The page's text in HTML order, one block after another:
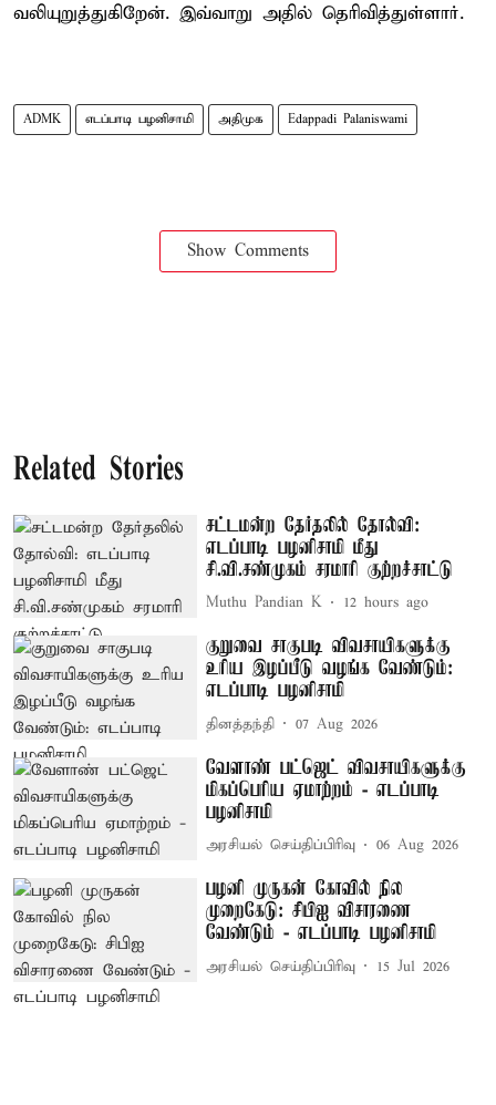
வலியுறுத்துகிறேன். இவ்வாறு அதில் தெரிவித்துள்ளார்.
ADMK எடப்பாடி பழனிசாமி அதிமுக Edappadi Palaniswami
Show Comments
Related Stories
சட்டமன்ற தேர்தலில் தோல்வி:
எடப்பாடி பழனிசாமி மீது
சி.வி.சண்முகம் சரமாரி குற்றச்சாட்டு
Muthu Pandian K 12 hours ago
குறுவை சாகுபடி விவசாயிகளுக்கு
உரிய இழப்பீடு வழங்க வேண்டும்:
எடப்பாடி பழனிசாமி
தினத்தந்தி 07 Aug 2026
வேளாண் பட்ஜெட் விவசாயிகளுக்கு
மிகப்பெரிய ஏமாற்றம் - எடப்பாடி
பழனிசாமி
அரசியல் செய்திப்பிரிவு 06 Aug 2026
பழனி முருகன் கோவில் நில
முறைகேடு: சிபிஐ விசாரணை
வேண்டும் - எடப்பாடி பழனிசாமி
அரசியல் செய்திப்பிரிவு 15 Jul 2026